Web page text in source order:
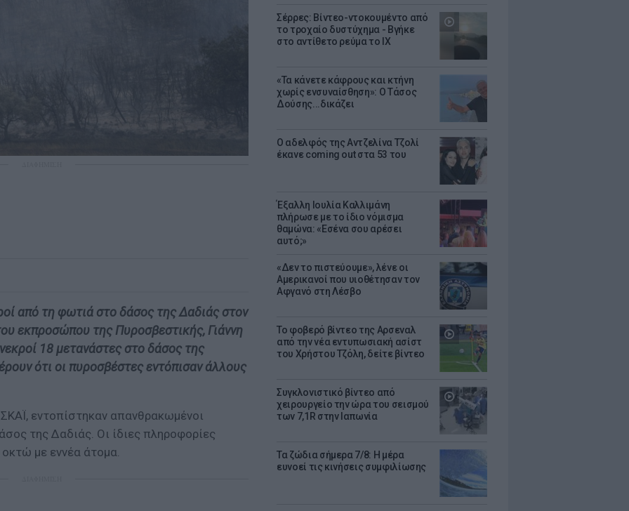
Σέρρες: Βίντεο-ντοκουμέντο από
το τροχαίο δυστύχημα - Βγήκε
στο αντίθετο ρεύμα το ΙΧ
«Τα κάνετε κάφρους και κτήνη
χωρίς ενσυναίσθηση»: Ο Τάσος
Δούσης...δικάζει
Ο αδελφός της Αντζελίνα Τζολί
έκανε coming out στα 53 του
Έξαλλη Ιουλία Καλλιμάνη
πλήρωσε με το ίδιο νόμισμα
θαμώνα: «Εσένα σου αρέσει
αυτό;»
«Δεν το πιστεύουμε», λένε οι
Αμερικανοί που υιοθέτησαν τον
Αφγανό στη Λέσβο
Το φοβερό βίντεο της Αρσεναλ
από την νέα εντυπωσιακή ασίστ
του Χρήστου Τζόλη, δείτε βίντεο
Συγκλονιστικό βίντεο από
χειρουργείο την ώρα του σεισμού
των 7,1R στην Ιαπωνία
Τα ζώδια σήμερα 7/8: Η μέρα
ευνοεί τις κινήσεις συμφιλίωσης
από τη φωτιά στο δάσος της Δαδιάς στον
εκπροσώπου της Πυροσβεστικής, Γιάννη
18 μετανάστες στο δάσος της
ότι οι πυροσβέστες εντόπισαν άλλους
εντοπίστηκαν απανθρακωμένοι
της Δαδιάς. Οι ίδιες πληροφορίες
με εννέα άτομα.